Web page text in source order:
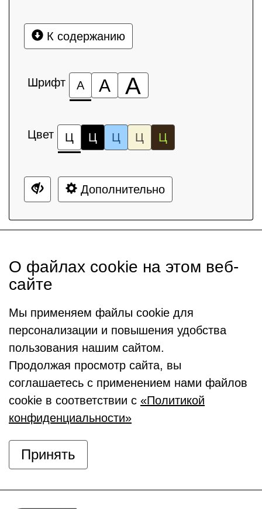
К содержанию
Шрифт А А А
Цвет Ц Ц Ц Ц Ц
Дополнительно
О файлах cookie на этом веб-
сайте
Мы применяем файлы cookie для
персонализации и повышения удобства
пользования нашим сайтом.
Продолжая просмотр сайта, вы
соглашаетесь с применением нами файлов
cookie в соответствии с «Политикой
конфиденциальности»
Принять